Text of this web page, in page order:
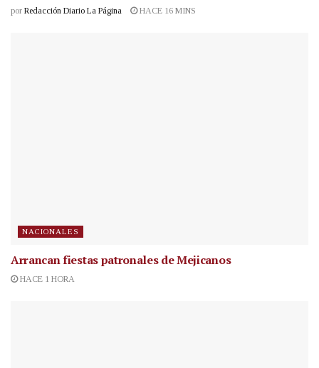
por Redacción Diario La Página HACE 16 MINS
NACIONALES
Arrancan fiestas patronales de Mejicanos
HACE 1 HORA